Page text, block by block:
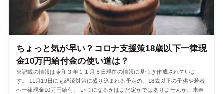
ちょっと気が早い？コロナ支援策18歳以下一律現
金10万円給付金の使い道は？
※記載の情報は令和３年１１月５日現在の情報に基づき作成されていま
す。 11月19日にも経済対策に盛り込まれる予定の、18歳以下の子供や若者
へ一律現金10万円給付。 いつになるかはまだ定かではありませんが、来春